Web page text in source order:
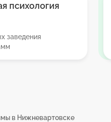
психология
заведения
в Нижневартовске